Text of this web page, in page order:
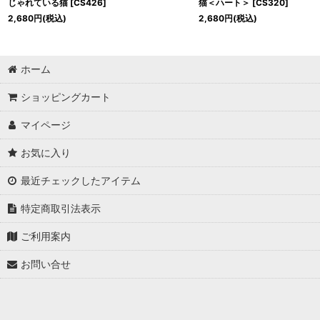
じゃれている猫 [CS426]
2,680円(税込)
猫＜ハート＞ [CS320]
2,680円(税込)
ホーム
ショッピングカート
マイページ
お気に入り
最近チェックしたアイテム
特定商取引法表示
ご利用案内
お問い合せ